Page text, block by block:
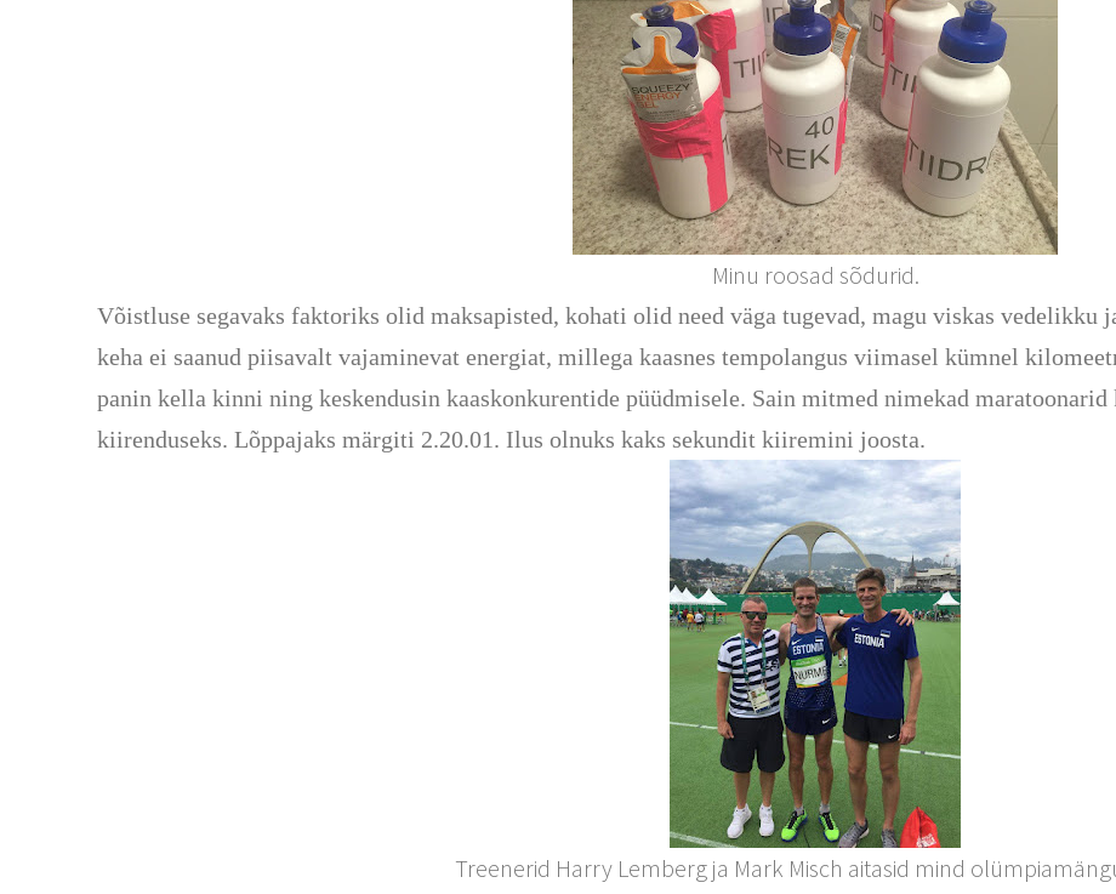
Minu roosad sõdurid.
Võistluse segavaks faktoriks olid maksapisted, kohati olid need väga tugevad, magu viskas
keha ei saanud piisavalt vajaminevat energiat, millega kaasnes tempolangus viimasel kümnel
panin kella kinni ning keskendusin kaaskonkurentide püüdmisele. Sain mitmed nimekad
kiirenduseks. Lõppajaks märgiti 2.20.01. Ilus olnuks kaks sekundit kiiremini joosta.
Treenerid Harry Lemberg ja Mark Misch aitasid mind